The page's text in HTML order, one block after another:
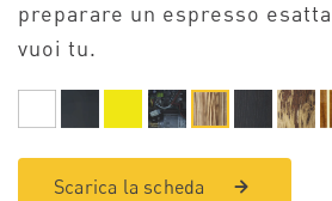
preparare un espresso
vuoi tu.
Scarica la scheda